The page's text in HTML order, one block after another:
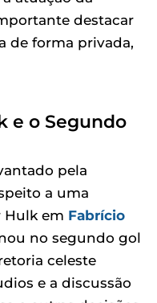
destacar
de forma privada,
e o Segundo
pela
a uma
Hulk em Fabrício
no segundo gol
celeste
e a discussão